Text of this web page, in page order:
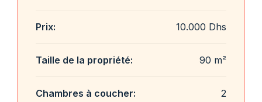
Prix: 10.000 Dhs
Taille de la propriété: 90 m²
Chambres à coucher: 2